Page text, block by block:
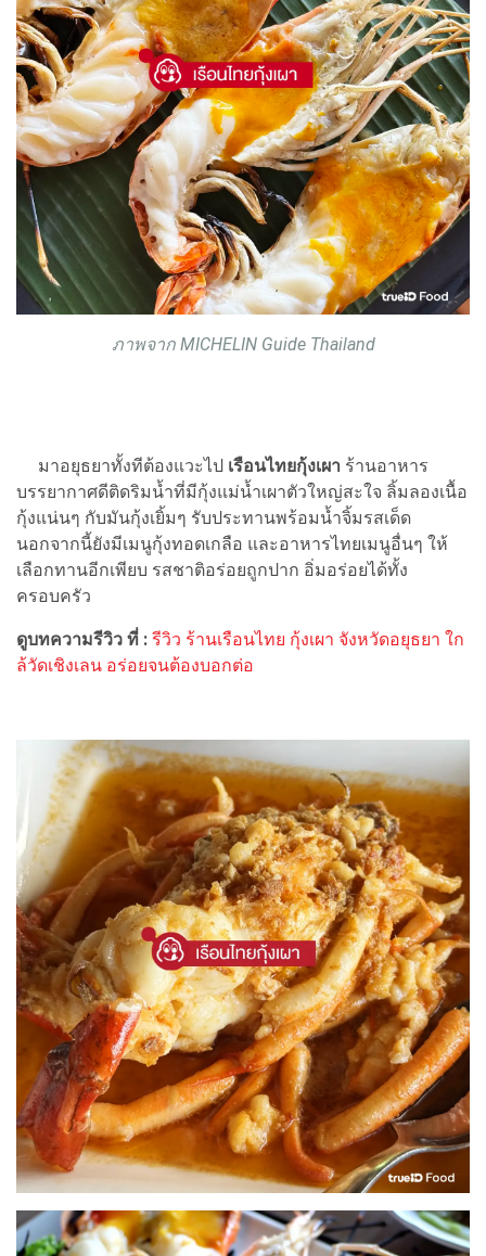
ภาพจาก MICHELIN Guide Thailand
มาอยุธยาทั้งทีต้องแวะไป เรือนไทยกุ้งเผา ร้านอาหาร
บรรยากาศดีติดริมน้ำที่มีกุ้งแม่น้ำเผาตัวใหญ่สะใจ ลิ้มลองเนื้อ
กุ้งแน่นๆ กับมันกุ้งเยิ้มๆ รับประทานพร้อมน้ำจิ้มรสเด็ด
นอกจากนี้ยังมีเมนูกุ้งทอดเกลือ และอาหารไทยเมนูอื่นๆ ให้
เลือกทานอีกเพียบ รสชาติอร่อยถูกปาก อิ่มอร่อยได้ทั้ง
ครอบครัว
ดูบทความรีวิว ที่ : รีวิว ร้านเรือนไทย กุ้งเผา จังหวัดอยุธยา ใก
ล้วัดเชิงเลน อร่อยจนต้องบอกต่อ